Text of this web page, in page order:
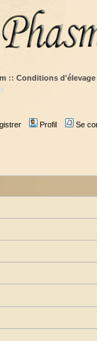
:: Conditions d'élevage
Profil Se